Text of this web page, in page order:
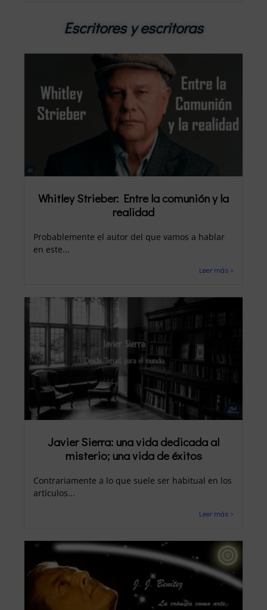
Escritores y escritoras
Whitley Strieber: Entre la comunión y la
realidad
Probablemente el autor del que vamos a hablar
en este...
Leer más >
Javier Sierra: una vida dedicada al
misterio; una vida de éxitos
Contrariamente a lo que suele ser habitual en los
artículos...
Leer más >